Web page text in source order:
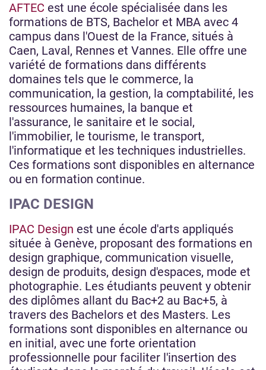
AFTEC est une école spécialisée dans les
formations de BTS, Bachelor et MBA avec 4
campus dans l'Ouest de la France, situés à
Caen, Laval, Rennes et Vannes. Elle offre une
variété de formations dans différents
domaines tels que le commerce, la
communication, la gestion, la comptabilité, les
ressources humaines, la banque et
l'assurance, le sanitaire et le social,
l'immobilier, le tourisme, le transport,
l'informatique et les techniques industrielles.
Ces formations sont disponibles en alternance
ou en formation continue.
IPAC DESIGN
IPAC Design est une école d'arts appliqués
située à Genève, proposant des formations en
design graphique, communication visuelle,
design de produits, design d'espaces, mode et
photographie. Les étudiants peuvent y obtenir
des diplômes allant du Bac+2 au Bac+5, à
travers des Bachelors et des Masters. Les
formations sont disponibles en alternance ou
en initial, avec une forte orientation
professionnelle pour faciliter l'insertion des